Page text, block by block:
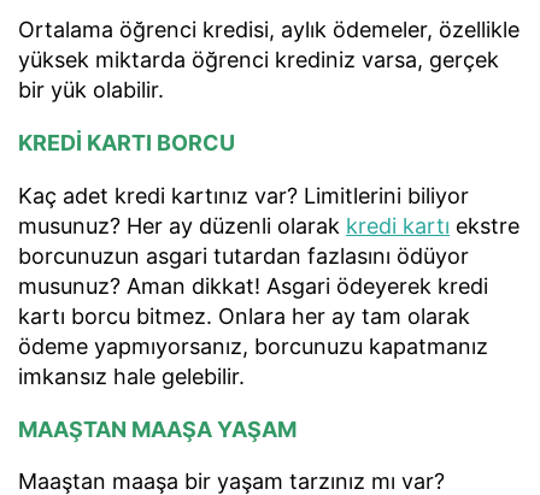
Ortalama öğrenci kredisi, aylık ödemeler, özellikle
yüksek miktarda öğrenci krediniz varsa, gerçek
bir yük olabilir.
KREDİ KARTI BORCU
Kaç adet kredi kartınız var? Limitlerini biliyor
musunuz? Her ay düzenli olarak kredi kartı ekstre
borcunuzun asgari tutardan fazlasını ödüyor
musunuz? Aman dikkat! Asgari ödeyerek kredi
kartı borcu bitmez. Onlara her ay tam olarak
ödeme yapmıyorsanız, borcunuzu kapatmanız
imkansız hale gelebilir.
MAAŞTAN MAAŞA YAŞAM
Maaştan maaşa bir yaşam tarzınız mı var?